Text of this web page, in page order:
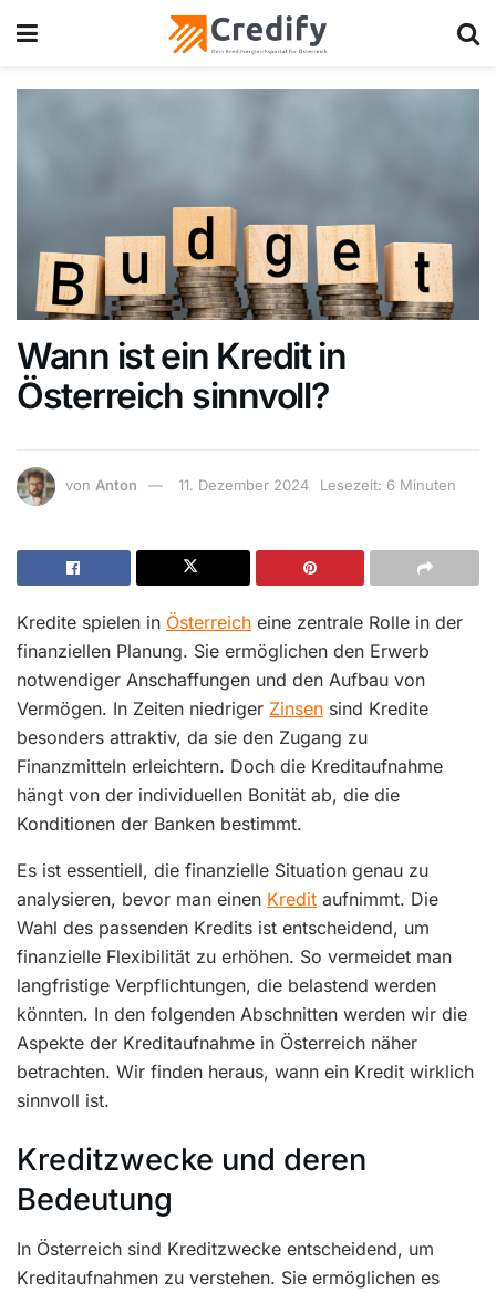
Wann ist ein Kredit in
Österreich sinnvoll?
von Anton 11. Dezember 2024 Lesezeit: 6 Minuten
Kredite spielen in Österreich eine zentrale Rolle in der
finanziellen Planung. Sie ermöglichen den Erwerb
notwendiger Anschaffungen und den Aufbau von
Vermögen. In Zeiten niedriger Zinsen sind Kredite
besonders attraktiv, da sie den Zugang zu
Finanzmitteln erleichtern. Doch die Kreditaufnahme
hängt von der individuellen Bonität ab, die die
Konditionen der Banken bestimmt.
Es ist essentiell, die finanzielle Situation genau zu
analysieren, bevor man einen Kredit aufnimmt. Die
Wahl des passenden Kredits ist entscheidend, um
finanzielle Flexibilität zu erhöhen. So vermeidet man
langfristige Verpflichtungen, die belastend werden
könnten. In den folgenden Abschnitten werden wir die
Aspekte der Kreditaufnahme in Österreich näher
betrachten. Wir finden heraus, wann ein Kredit wirklich
sinnvoll ist.
Kreditzwecke und deren
Bedeutung
In Österreich sind Kreditzwecke entscheidend, um
Kreditaufnahmen zu verstehen. Sie ermöglichen es